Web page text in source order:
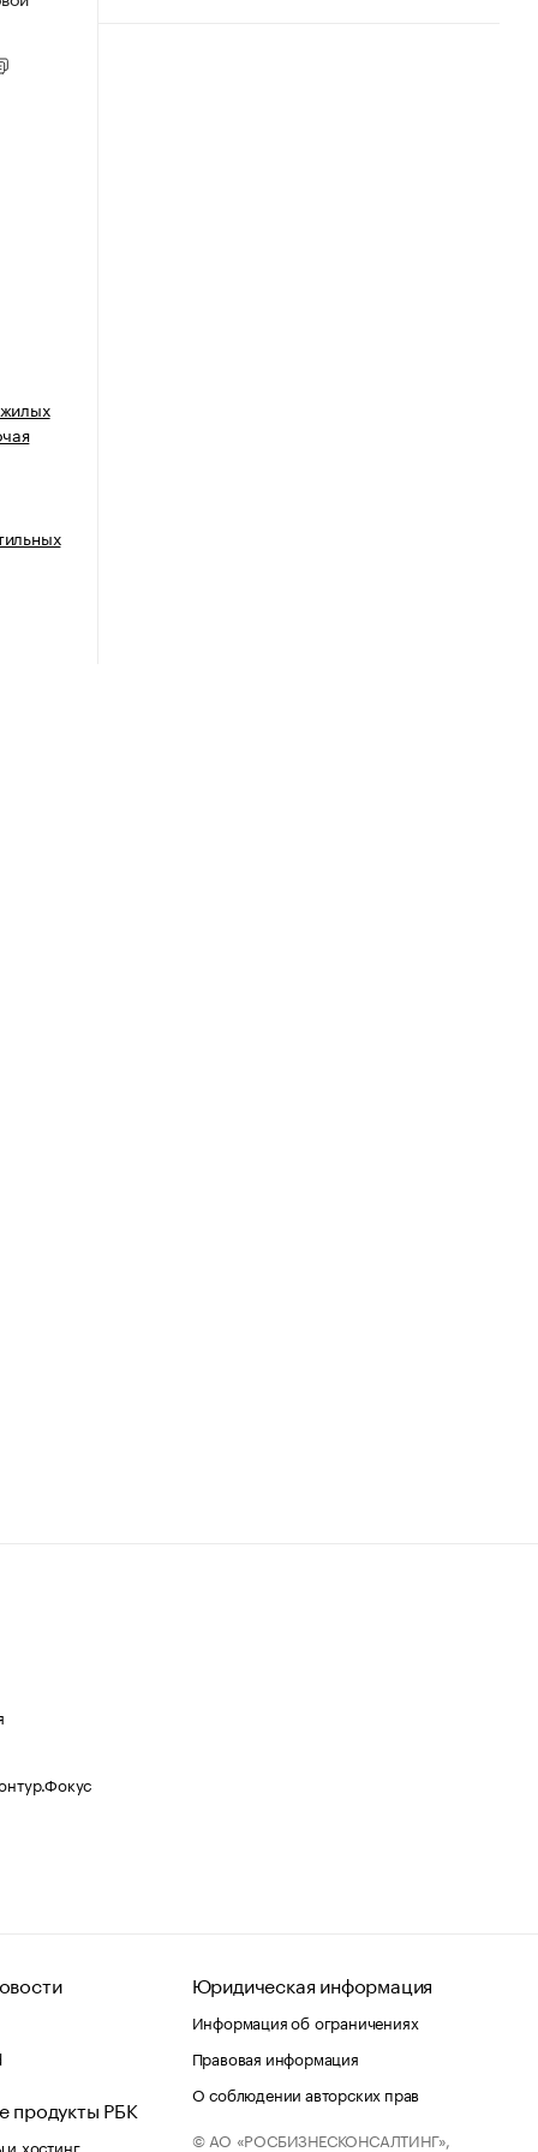
продукты РБК
хостинг
Юридическая информация
Информация об ограничениях
Правовая информация
О соблюдении авторских прав
© АО «РОСБИЗНЕСКОНСАЛТИНГ»,